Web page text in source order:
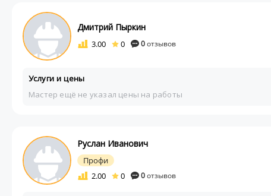
Дмитрий Пыркин
3.00 0 0отзывов
Услуги и цены
Мастер ещё не указал цены на работы
Руслан Иванович
Профи
2.00
0 0отзывов